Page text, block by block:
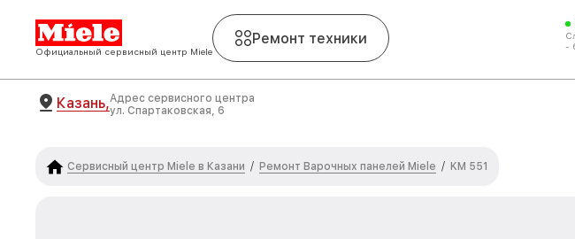
Официальный сервисный центр Miele
Ремонт техники
-
Казань,Адрес сервисного центра
ул. Спартаковская, 6
Сервисный центр Miele в Казани / Ремонт Варочных панелей Miele / KM 551